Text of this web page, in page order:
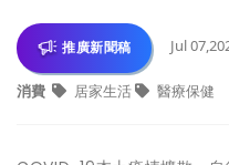
推廣新聞稿 Jul
消費 居家生活 醫療保健